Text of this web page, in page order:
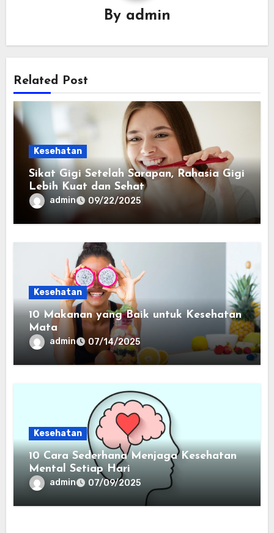
By admin
Related Post
Kesehatan
Sikat Gigi Setelah Sarapan, Rahasia Gigi
Lebih Kuat dan Sehat
admin 09/22/2025
Kesehatan
10 Makanan yang Baik untuk Kesehatan
Mata
admin 07/14/2025
Kesehatan
10 Cara Sederhana Menjaga Kesehatan
Mental Setiap Hari
admin 07/09/2025